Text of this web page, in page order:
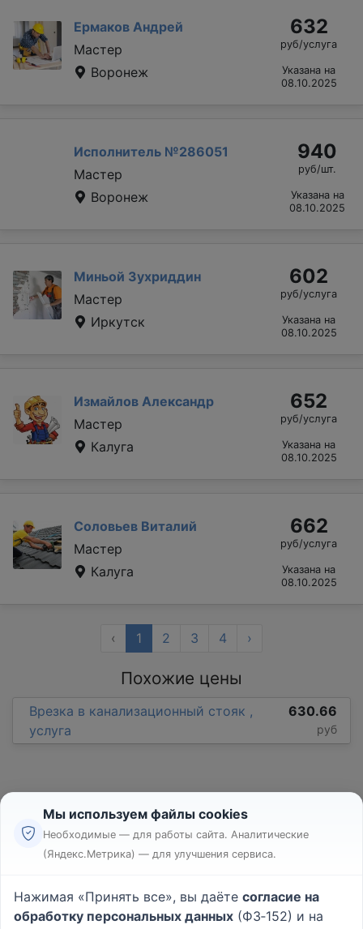
Ермаков Андрей
Мастер
Воронеж
632
руб/услуга
Указана на
08.10.2025
Исполнитель №286051
Мастер
Воронеж
940
руб/шт.
Указана на
08.10.2025
Миньой Зухриддин
Мастер
Иркутск
602
руб/услуга
Указана на
08.10.2025
Измайлов Александр
Мастер
Калуга
652
руб/услуга
Указана на
08.10.2025
Соловьев Виталий
Мастер
Калуга
662
руб/услуга
Указана на
08.10.2025
‹ 1 2 3 4 ›
Похожие цены
Врезка в канализационный стояк ,
услуга
630.66
руб
Реклама
Пользовательское соглашение
Политика конфиденциальности
Мы используем файлы cookies
Необходимые — для работы сайта. Аналитические
(Яндекс.Метрика) — для улучшения сервиса.
Нажимая «Принять все», вы даёте согласие на
обработку персональных данных (ФЗ‑152) и на